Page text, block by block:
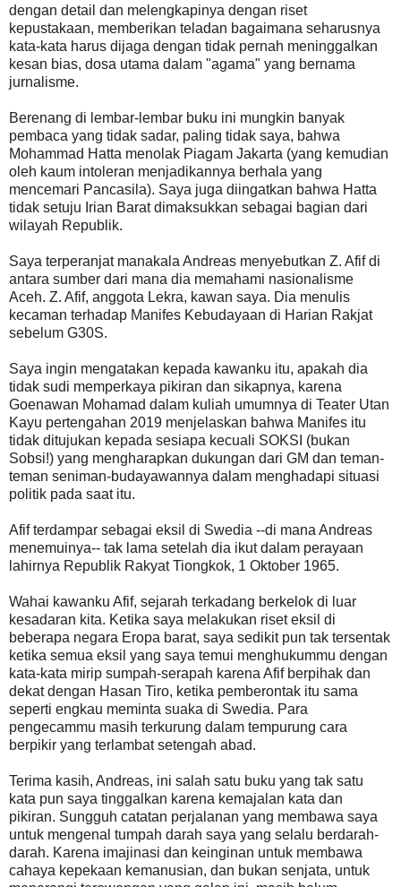
dengan detail dan melengkapinya dengan riset
kepustakaan, memberikan teladan bagaimana seharusnya
kata-kata harus dijaga dengan tidak pernah meninggalkan
kesan bias, dosa utama dalam "agama" yang bernama
jurnalisme.
Berenang di lembar-lembar buku ini mungkin banyak
pembaca yang tidak sadar, paling tidak saya, bahwa
Mohammad Hatta menolak Piagam Jakarta (yang kemudian
oleh kaum intoleran menjadikannya berhala yang
mencemari Pancasila). Saya juga diingatkan bahwa Hatta
tidak setuju Irian Barat dimaksukkan sebagai bagian dari
wilayah Republik.
Saya terperanjat manakala Andreas menyebutkan Z. Afif di
antara sumber dari mana dia memahami nasionalisme
Aceh. Z. Afif, anggota Lekra, kawan saya. Dia menulis
kecaman terhadap Manifes Kebudayaan di Harian Rakjat
sebelum G30S.
Saya ingin mengatakan kepada kawanku itu, apakah dia
tidak sudi memperkaya pikiran dan sikapnya, karena
Goenawan Mohamad dalam kuliah umumnya di Teater Utan
Kayu pertengahan 2019 menjelaskan bahwa Manifes itu
tidak ditujukan kepada sesiapa kecuali SOKSI (bukan
Sobsi!) yang mengharapkan dukungan dari GM dan teman-
teman seniman-budayawannya dalam menghadapi situasi
politik pada saat itu.
Afif terdampar sebagai eksil di Swedia --di mana Andreas
menemuinya-- tak lama setelah dia ikut dalam perayaan
lahirnya Republik Rakyat Tiongkok, 1 Oktober 1965.
Wahai kawanku Afif, sejarah terkadang berkelok di luar
kesadaran kita. Ketika saya melakukan riset eksil di
beberapa negara Eropa barat, saya sedikit pun tak tersentak
ketika semua eksil yang saya temui menghukummu dengan
kata-kata mirip sumpah-serapah karena Afif berpihak dan
dekat dengan Hasan Tiro, ketika pemberontak itu sama
seperti engkau meminta suaka di Swedia. Para
pengecammu masih terkurung dalam tempurung cara
berpikir yang terlambat setengah abad.
Terima kasih, Andreas, ini salah satu buku yang tak satu
kata pun saya tinggalkan karena kemajalan kata dan
pikiran. Sungguh catatan perjalanan yang membawa saya
untuk mengenal tumpah darah saya yang selalu berdarah-
darah. Karena imajinasi dan keinginan untuk membawa
cahaya kepekaan kemanusian, dan bukan senjata, untuk